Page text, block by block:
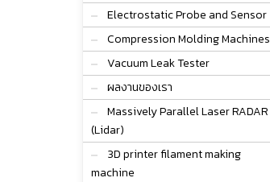
Electrostatic Probe and Sensor
Compression Molding Machines
Vacuum Leak Tester
ผลงานของเรา
Massively Parallel Laser RADAR
(Lidar)
3D printer filament making
machine